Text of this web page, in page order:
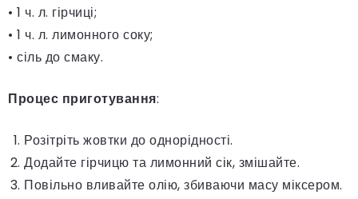
• 1 ч. л. гірчиці;
• 1 ч. л. лимонного соку;
• сіль до смаку.
Процес приготування:
Розітріть жовтки до однорідності.
Додайте гірчицю та лимонний сік, змішайте.
Повільно вливайте олію, збиваючи масу міксером.